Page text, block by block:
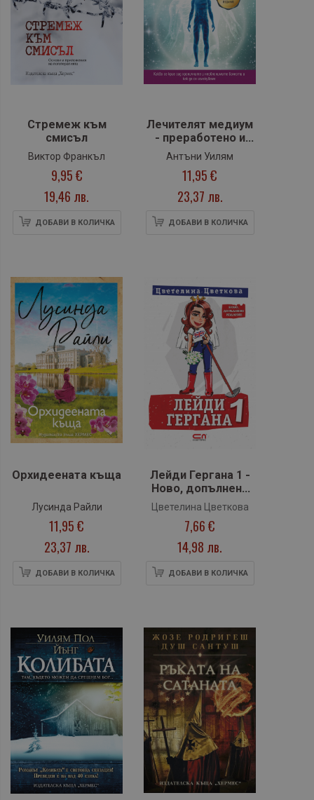
Стремеж към
смисъл
Виктор Франкъл
9,95 €
19,46 лв.
ДОБАВИ В КОЛИЧКА
Лечителят медиум
- преработено и
допълнено
Антъни Уилям
11,95 €
23,37 лв.
ДОБАВИ В КОЛИЧКА
Орхидеената къща
Лусинда Райли
11,95 €
23,37 лв.
ДОБАВИ В КОЛИЧКА
Лейди Гергана 1 -
Ново, допълнено
издание
(Софтпрес)
Цветелина Цветкова
7,66 €
14,98 лв.
ДОБАВИ В КОЛИЧКА